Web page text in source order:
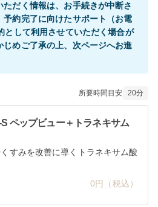
ただく情報は、お手続きが中断さ
予約完了に向けたサポート（お電
として利用させていただく場合が
じめご了承の上、次ページへお進
所要時間目安 20分
S ペップビュー＋トラネキサム
すみを改善に導くトラネキサム酸
0円（税込）